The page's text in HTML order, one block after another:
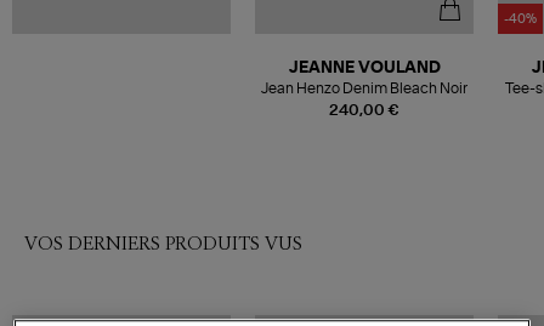
240,00 €
JEANNE VOULAND
Jean Henzo Denim Bleach Noir
-40%
Tee-
VOS DERNIERS PRODUITS VUS